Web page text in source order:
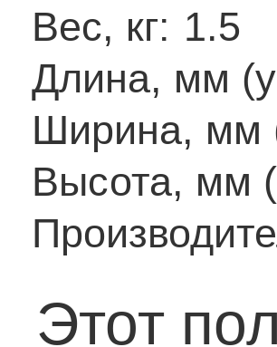
Вес, кг: 1.5
Длина, мм
Ширина, мм
Высота, мм
Этот